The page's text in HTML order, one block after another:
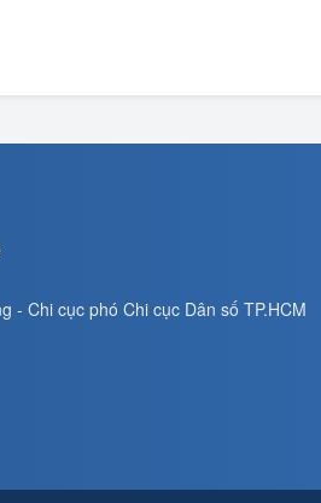
- Chi cục phó Chi cục Dân số TP.HCM